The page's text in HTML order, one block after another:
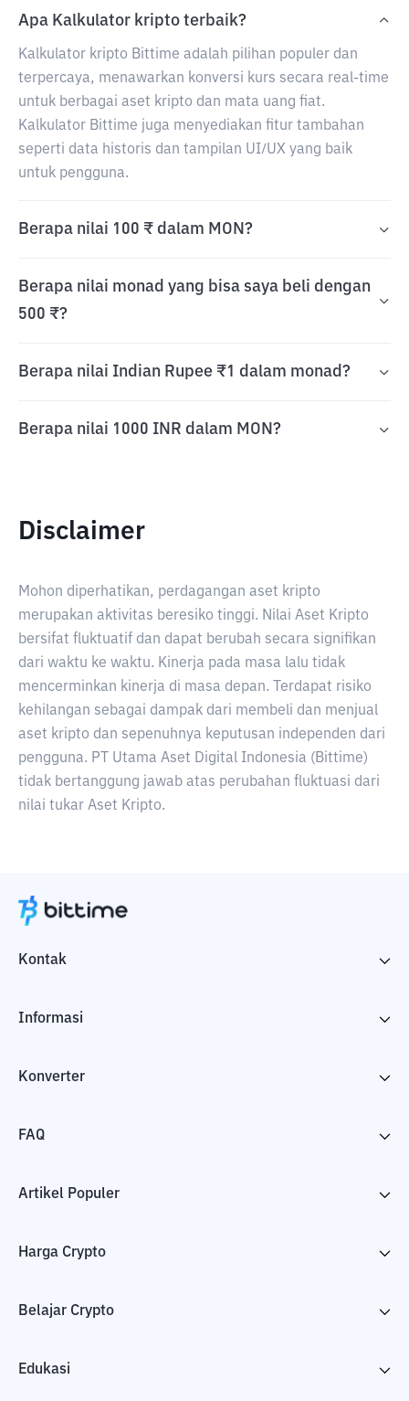
Apa Kalkulator kripto terbaik?
Kalkulator kripto Bittime adalah pilihan populer dan
terpercaya, menawarkan konversi kurs secara real-time
untuk berbagai aset kripto dan mata uang fiat.
Kalkulator Bittime juga menyediakan fitur tambahan
seperti data historis dan tampilan UI/UX yang baik
untuk pengguna.
Berapa nilai 100 ₹ dalam MON?
Berapa nilai monad yang bisa saya beli dengan
500 ₹?
Berapa nilai Indian Rupee ₹1 dalam monad?
Berapa nilai 1000 INR dalam MON?
Disclaimer
Mohon diperhatikan, perdagangan aset kripto
merupakan aktivitas beresiko tinggi. Nilai Aset Kripto
bersifat fluktuatif dan dapat berubah secara signifikan
dari waktu ke waktu. Kinerja pada masa lalu tidak
mencerminkan kinerja di masa depan. Terdapat risiko
kehilangan sebagai dampak dari membeli dan menjual
aset kripto dan sepenuhnya keputusan independen dari
pengguna. PT Utama Aset Digital Indonesia (Bittime)
tidak bertanggung jawab atas perubahan fluktuasi dari
nilai tukar Aset Kripto.
Kontak
Informasi
Konverter
FAQ
Artikel Populer
Harga Crypto
Belajar Crypto
Edukasi